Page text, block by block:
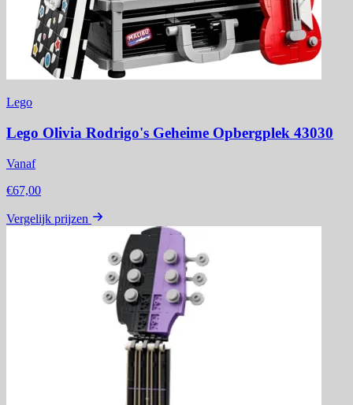
Lego
Lego Olivia Rodrigo's Geheime Opbergplek 43030
Vanaf
€67,00
Vergelijk prijzen